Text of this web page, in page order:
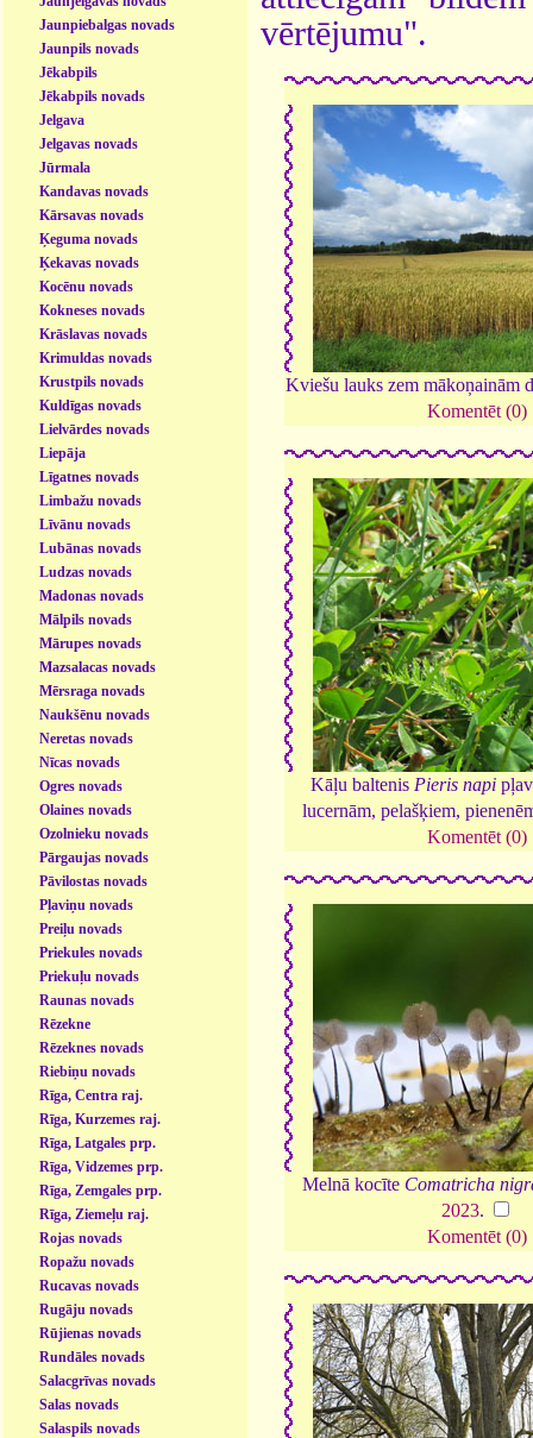
Jaunpiebalgas novads
Jaunpils novads
Jēkabpils
Jēkabpils novads
Jelgava
Jelgavas novads
Jūrmala
Kandavas novads
Kārsavas novads
Ķeguma novads
Ķekavas novads
Kocēnu novads
Kokneses novads
Krāslavas novads
Krimuldas novads
Krustpils novads
Kuldīgas novads
Lielvārdes novads
Liepāja
Līgatnes novads
Limbažu novads
Līvānu novads
Lubānas novads
Ludzas novads
Madonas novads
Mālpils novads
Mārupes novads
Mazsalacas novads
Mērsraga novads
Naukšēnu novads
Neretas novads
Nīcas novads
Ogres novads
Olaines novads
Ozolnieku novads
Pārgaujas novads
Pāvilostas novads
Pļaviņu novads
Preiļu novads
Priekules novads
Priekuļu novads
Raunas novads
Rēzekne
Rēzeknes novads
Riebiņu novads
Rīga, Centra raj.
Rīga, Kurzemes raj.
Rīga, Latgales prp.
Rīga, Vidzemes prp.
Rīga, Zemgales prp.
Rīga, Ziemeļu raj.
Rojas novads
Ropažu novads
Rucavas novads
Rugāju novads
Rūjienas novads
Rundāles novads
Salacgrīvas novads
Salas novads
Salaspils novads
vērtējumu".
Kviešu lauks zem mākoņainām
Komentēt (0)
Kāļu baltenis Pieris napi
lucernām, pelašķiem,
Komentēt (0)
Melnā kocīte Comatricha
2023.
Komentēt (0)